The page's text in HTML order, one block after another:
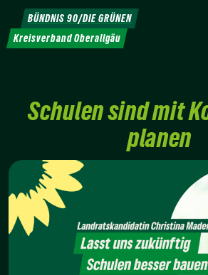
Weiter
zum
Inhalt
BÜNDNIS 90/DIE GRÜNEN
Kreisverband Oberallgäu
Schulen sind mit
planen